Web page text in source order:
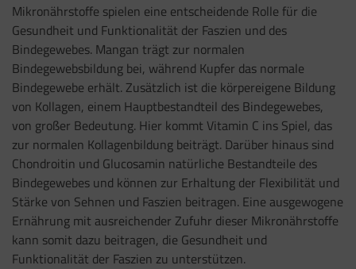
Mikronährstoffe spielen eine entscheidende Rolle für die
Gesundheit und Funktionalität der Faszien und des
Bindegewebes. Mangan trägt zur normalen
Bindegewebsbildung bei, während Kupfer das normale
Bindegewebe erhält. Zusätzlich ist die körpereigene Bildung
von Kollagen, einem Hauptbestandteil des Bindegewebes,
von großer Bedeutung. Hier kommt Vitamin C ins Spiel, das
zur normalen Kollagenbildung beiträgt. Darüber hinaus sind
Chondroitin und Glucosamin natürliche Bestandteile des
Bindegewebes und können zur Erhaltung der Flexibilität und
Stärke von Sehnen und Faszien beitragen. Eine ausgewogene
Ernährung mit ausreichender Zufuhr dieser Mikronährstoffe
kann somit dazu beitragen, die Gesundheit und
Funktionalität der Faszien zu unterstützen.